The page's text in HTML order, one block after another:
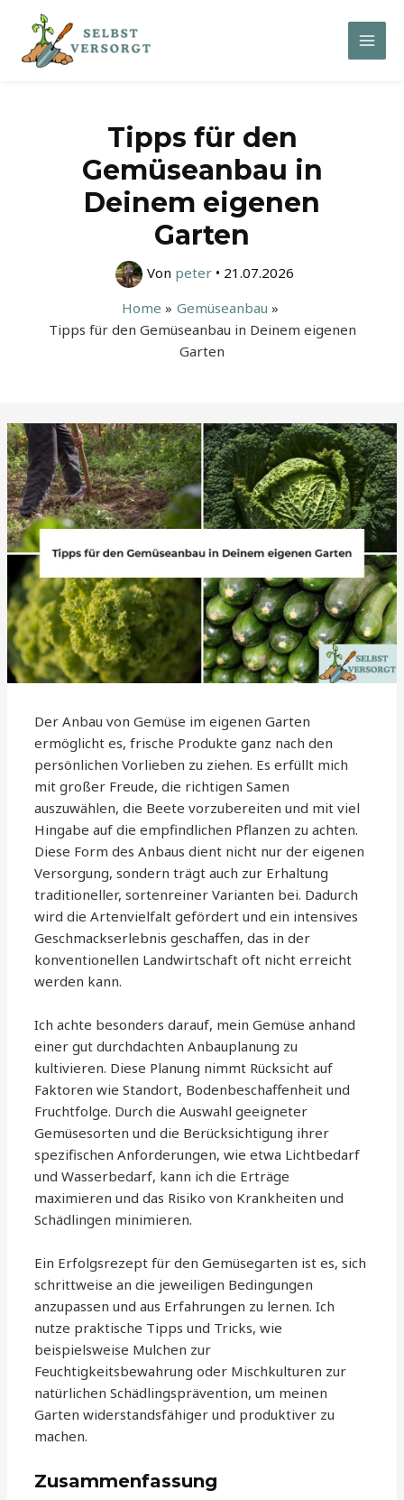
Inhalt
springen
Main
Tipps für den
Gemüseanbau in
Deinem eigenen
Garten
Von peter • 21.07.2026
Home
Gemüseanbau
Tipps für den Gemüseanbau in Deinem eigenen
Garten
Der Anbau von Gemüse im eigenen Garten
ermöglicht es, frische Produkte ganz nach den
persönlichen Vorlieben zu ziehen. Es erfüllt mich
mit großer Freude, die richtigen Samen
auszuwählen, die Beete vorzubereiten und mit viel
Hingabe auf die empfindlichen Pflanzen zu achten.
Diese Form des Anbaus dient nicht nur der eigenen
Versorgung, sondern trägt auch zur Erhaltung
traditioneller, sortenreiner Varianten bei. Dadurch
wird die Artenvielfalt gefördert und ein intensives
Geschmackserlebnis geschaffen, das in der
konventionellen Landwirtschaft oft nicht erreicht
werden kann.
Ich achte besonders darauf, mein Gemüse anhand
einer gut durchdachten Anbauplanung zu
kultivieren. Diese Planung nimmt Rücksicht auf
Faktoren wie Standort, Bodenbeschaffenheit und
Fruchtfolge. Durch die Auswahl geeigneter
Gemüsesorten und die Berücksichtigung ihrer
spezifischen Anforderungen, wie etwa Lichtbedarf
und Wasserbedarf, kann ich die Erträge
maximieren und das Risiko von Krankheiten und
Schädlingen minimieren.
Ein Erfolgsrezept für den Gemüsegarten ist es, sich
schrittweise an die jeweiligen Bedingungen
anzupassen und aus Erfahrungen zu lernen. Ich
nutze praktische Tipps und Tricks, wie
beispielsweise Mulchen zur
Feuchtigkeitsbewahrung oder Mischkulturen zur
natürlichen Schädlingsprävention, um meinen
Garten widerstandsfähiger und produktiver zu
machen.
Zusammenfassung